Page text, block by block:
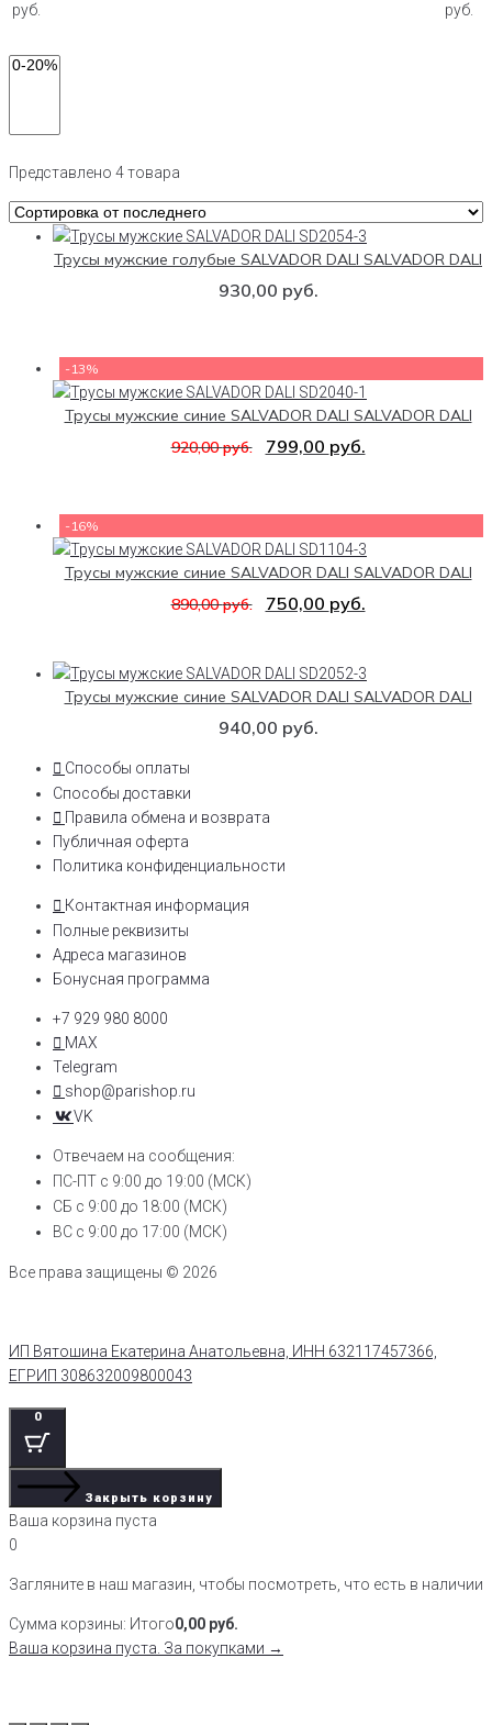
руб. руб.
Представлено 4 товара
Трусы мужские голубые SALVADOR DALI SALVADOR DALI
930,00 руб.
-13%
Трусы мужские синие SALVADOR DALI SALVADOR DALI
920,00руб. 799,00 руб.
-16%
Трусы мужские синие SALVADOR DALI SALVADOR DALI
890,00руб. 750,00 руб.
Трусы мужские синие SALVADOR DALI SALVADOR DALI
940,00 руб.
Способы оплаты
Способы доставки
Правила обмена и возврата
Публичная оферта
Политика конфиденциальности
Контактная информация
Полные реквизиты
Адреса магазинов
Бонусная программа
+7 929 980 8000
MAX
Telegram
shop@parishop.ru
VK
Отвечаем на сообщения:
ПС-ПТ с 9:00 до 19:00 (МСК)
СБ с 9:00 до 18:00 (МСК)
ВС с 9:00 до 17:00 (МСК)
Все права защищены © 2026
ИП Вятошина Екатерина Анатольевна, ИНН 632117457366,
ЕГРИП 308632009800043
0
Закрыть корзину
Ваша корзина пуста
0
Загляните в наш магазин, чтобы посмотреть, что есть в наличии
Сумма корзины: Итого0,00 руб.
Ваша корзина пуста. За покупками →